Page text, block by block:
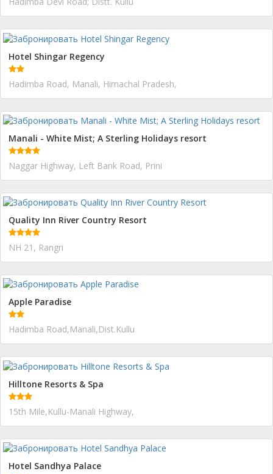
Hotel Shingar Regency
Hadimba Road, Manali, Himachal Pradesh,
Manali - White Mist; A Sterling Holidays resort
Naggar Highway, Left Bank Road, Prini
Quality Inn River Country Resort
NH 21, Rangri
Apple Paradise
Hadimba Road,Manali,Dist.Kullu
Hilltone Resorts & Spa
15th Mile,Kullu-Manali Highway,
Hotel Sandhya Palace